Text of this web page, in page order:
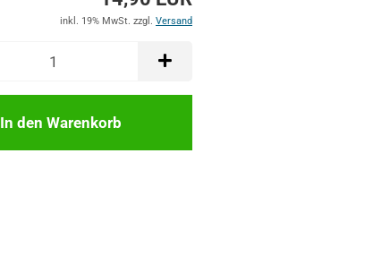
inkl. 19% MwSt. zzgl. Versand
In den Warenkorb